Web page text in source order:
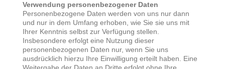
Verwendung personenbezogener Daten
Personenbezogene Daten werden von uns nur dann
und nur in dem Umfang erhoben, wie Sie sie uns mit
Ihrer Kenntnis selbst zur Verfügung stellen.
Insbesondere erfolgt eine Nutzung dieser
personenbezogenen Daten nur, wenn Sie uns
ausdrücklich hierzu Ihre Einwilligung erteilt haben. Eine